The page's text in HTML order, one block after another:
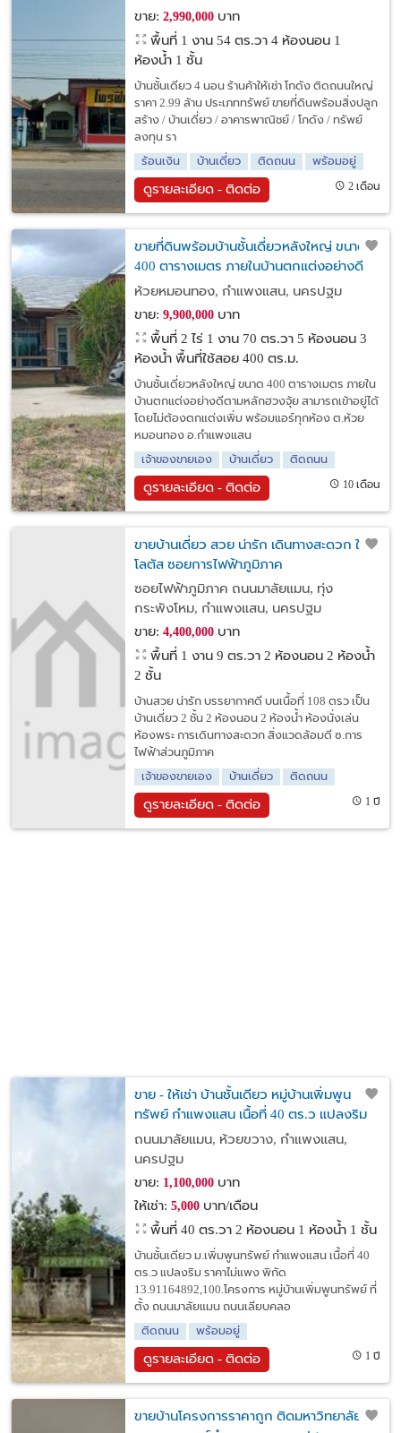
ขาย: 2,990,000บาท
พื้นที่ 1 งาน 54 ตร.วา 4 ห้องนอน 1
ห้องน้ำ 1 ชั้น
บ้านชั้นเดียว 4 นอน ร้านค้าให้เช่า โกดัง ติดถนนใหญ่
ราคา 2.99 ล้าน ประเภททรัพย์ ขายที่ดินพร้อมสิ่งปลูก
สร้าง / บ้านเดี่ยว / อาคารพาณิชย์ / โกดัง / ทรัพย์
ลงทุน รา
ร้อนเงิน
บ้านเดี่ยว ติดถนน พร้อมอยู่
ดูรายละเอียด - ติดต่อ 2 เดือน
ขายที่ดินพร้อมบ้านชั้นเดี่ยวหลังใหญ่ ขนาด
400 ตารางเมตร ภายในบ้านตกแต่งอย่างดี
ตามหลักฮวงจุ้ย พร้อมแอร์ทุกห้อง ต.ห้วย
ห้วยหมอนทอง, กำแพงแสน, นครปฐม
ขาย: 9,900,000บาท
พื้นที่ 2 ไร่ 1 งาน 70 ตร.วา 5 ห้องนอน 3
ห้องน้ำ พื้นที่ใช้สอย 400 ตร.ม.
บ้านชั้นเดี่ยวหลังใหญ่ ขนาด 400 ตารางเมตร ภายใน
บ้านตกแต่งอย่างดีตามหลักฮวงจุ้ย สามารถเข้าอยู่ได้
โดยไม่ต้องตกแต่งเพิ่ม พร้อมแอร์ทุกห้อง ต.ห้วย
หมอนทอง อ.กำแพงแสน
เจ้าของขายเอง
บ้านเดี่ยว ติดถนน
ดูรายละเอียด - ติดต่อ 10 เดือน
ขายบ้านเดี่ยว สวย น่ารัก เดินทางสะดวก ใกล้
โลตัส ซอยการไฟฟ้าภูมิภาค
ซอยไฟฟ้าภูมิภาค ถนนมาลัยแมน, ทุ่ง
กระพังโหม, กำแพงแสน, นครปฐม
ขาย: 4,400,000บาท
พื้นที่ 1 งาน 9 ตร.วา 2 ห้องนอน 2 ห้องน้ำ
2 ชั้น
บ้านสวย น่ารัก บรรยากาศดี บนเนื้อที่ 108 ตรว เป็น
บ้านเดี่ยว 2 ชั้น 2 ห้องนอน 2 ห้องน้ำ ห้องนั่งเล่น
ห้องพระ การเดินทางสะดวก สิ่งแวดล้อมดี ซ.การ
ไฟฟ้าส่วนภูมิภาค
เจ้าของขายเอง
บ้านเดี่ยว ติดถนน
ดูรายละเอียด - ติดต่อ 1 ปี
ขาย - ให้เช่า บ้านชั้นเดียว หมู่บ้านเพิ่มพูน
ทรัพย์ กำแพงแสน เนื้อที่ 40 ตร.ว แปลงริม
ราคาไม่แพง
ถนนมาลัยแมน, ห้วยขวาง, กำแพงแสน,
นครปฐม
ขาย: 1,100,000บาท
ให้เช่า: 5,000บาท/เดือน
พื้นที่ 40 ตร.วา 2 ห้องนอน 1 ห้องน้ำ 1 ชั้น
บ้านชั้นเดียว ม.เพิ่มพูนทรัพย์ กำแพงแสน เนื้อที่ 40
ตร.ว แปลงริม ราคาไม่แพง พิกัด
13.91164892,100.โครงการ หมู่บ้านเพิ่มพูนทรัพย์ ที่
ตั้ง ถนนมาลัยแมน ถนนเลียบคลอ
ติดถนน
พร้อมอยู่
ดูรายละเอียด - ติดต่อ 1 ปี
ขายบ้านโครงการราคาถูก ติดมหาวิทยาลัย